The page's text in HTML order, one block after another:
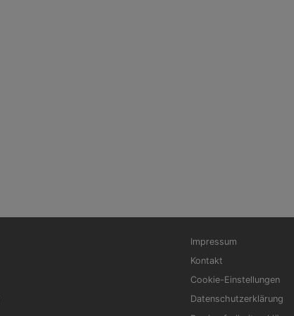
Fußbereichsmenü
Impressum
Kontakt
Cookie-Einstellungen
Datenschutzerklärung